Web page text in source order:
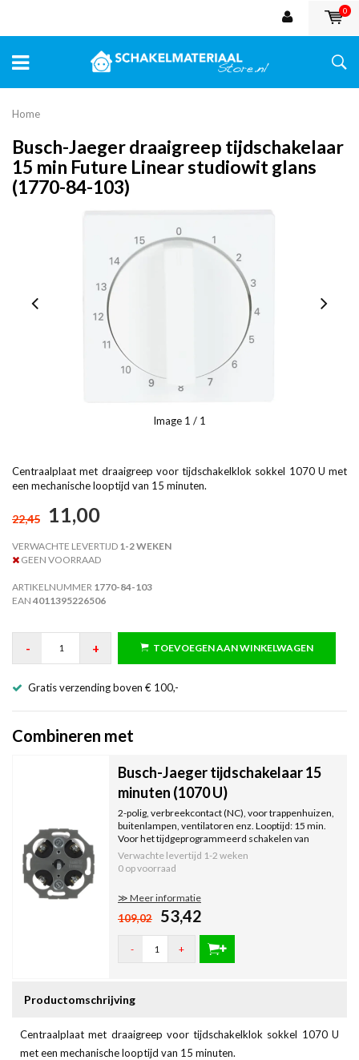
0
Home
Busch-Jaeger draaigreep tijdschakelaar
15 min Future Linear studiowit glans
(1770-84-103)
Image 1 / 1
Centraalplaat met draaigreep voor tijdschakelklok sokkel 1070 U met
een mechanische looptijd van 15 minuten.
22,45 11,00
VERWACHTE LEVERTIJD 1-2 WEKEN
GEEN VOORRAAD
ARTIKELNUMMER 1770-84-103
EAN 4011395226506
- + TOEVOEGEN AAN WINKELWAGEN
Gratis verzending boven € 100,-
Combineren met
Busch-Jaeger tijdschakelaar 15
minuten (1070 U)
2-polig, verbreekcontact (NC), voor trappenhuizen,
buitenlampen, ventilatoren enz. Looptijd: 15 min.
Voor het tijdgeprogrammeerd schakelen van
elektrische verbruikers.
Verwachte levertijd 1-2 weken
0 op voorraad
≫ Meer informatie
109,02 53,42
- +
Productomschrijving
Centraalplaat met draaigreep voor tijdschakelklok sokkel 1070 U
met een mechanische looptijd van 15 minuten.